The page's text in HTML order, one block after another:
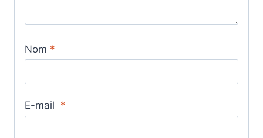
Nom *
E-mail *